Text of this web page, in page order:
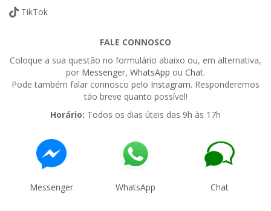
TikTok
FALE CONNOSCO
Coloque a sua questão no formulário abaixo ou, em alternativa,
por Messenger, WhatsApp ou Chat.
Pode também falar connosco pelo Instagram. Responderemos
tão breve quanto possível!
Horário: Todos os dias úteis das 9h às 17h
Messenger WhatsApp Chat